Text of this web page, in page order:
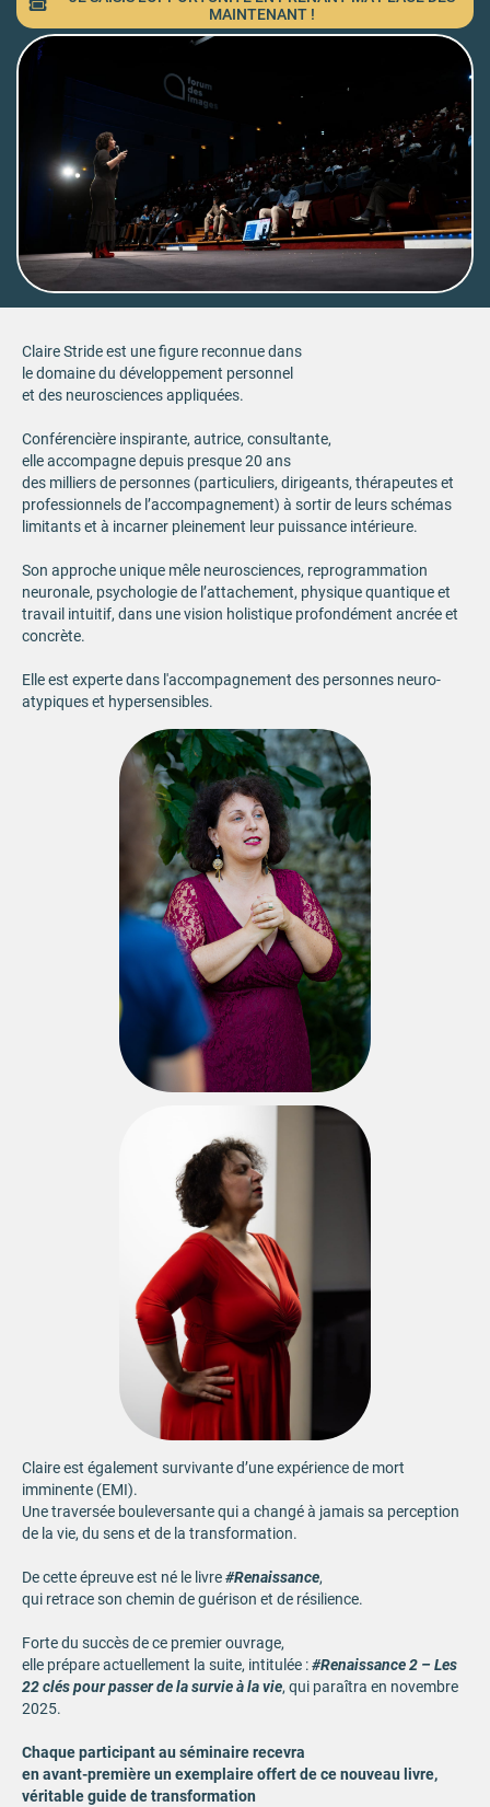
MAINTENANT !
Claire Stride est une figure reconnue dans
le domaine du développement personnel
et des neurosciences appliquées.
Conférencière inspirante, autrice, consultante,
elle accompagne depuis presque 20 ans
des milliers de personnes (particuliers, dirigeants, thérapeutes et
professionnels de l’accompagnement) à sortir de leurs schémas
limitants et à incarner pleinement leur puissance intérieure.
Son approche unique mêle neurosciences, reprogrammation
neuronale, psychologie de l’attachement, physique quantique et
travail intuitif, dans une vision holistique profondément ancrée et
concrète.
Elle est experte dans l'accompagnement des personnes neuro-
atypiques et hypersensibles.
Claire est également survivante d’une expérience de mort
imminente (EMI).
Une traversée bouleversante qui a changé à jamais sa perception
de la vie, du sens et de la transformation.
De cette épreuve est né le livre#Renaissance,
qui retrace son chemin de guérison et de résilience.
Forte du succès de ce premier ouvrage,
elle prépare actuellement la suite, intitulée :#Renaissance 2 – Les
22 clés pour passer de la survie à la vie, qui paraîtra en novembre
2025.
Chaque participant au séminaire recevra
en avant-première un exemplaire offert de ce nouveau livre,
véritable guide de transformation